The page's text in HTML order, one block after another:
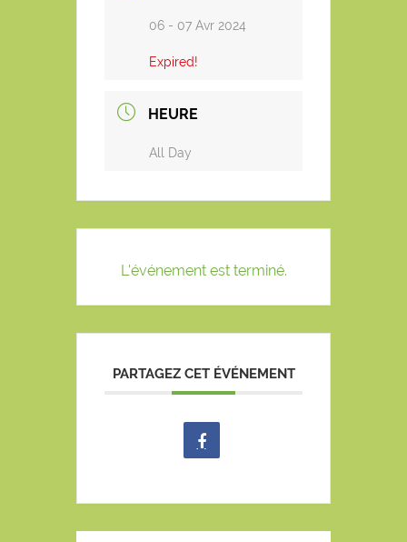
06 - 07 Avr 2024
Expired!
HEURE
All Day
L'événement est terminé.
PARTAGEZ CET ÉVÉNEMENT